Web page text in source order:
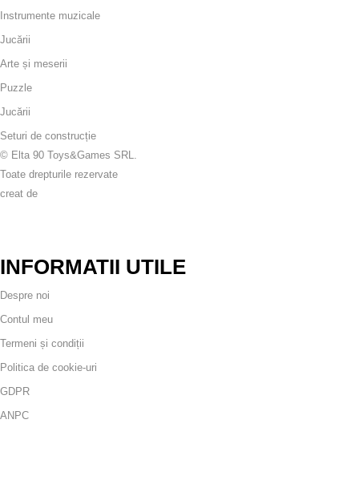
Instrumente muzicale
Jucării
Arte și meserii
Puzzle
Jucării
Seturi de construcție
© Elta 90 Toys&Games SRL.
Toate drepturile rezervate
creat de
INFORMATII UTILE
Despre noi
Contul meu
Termeni și condiții
Politica de cookie-uri
GDPR
ANPC